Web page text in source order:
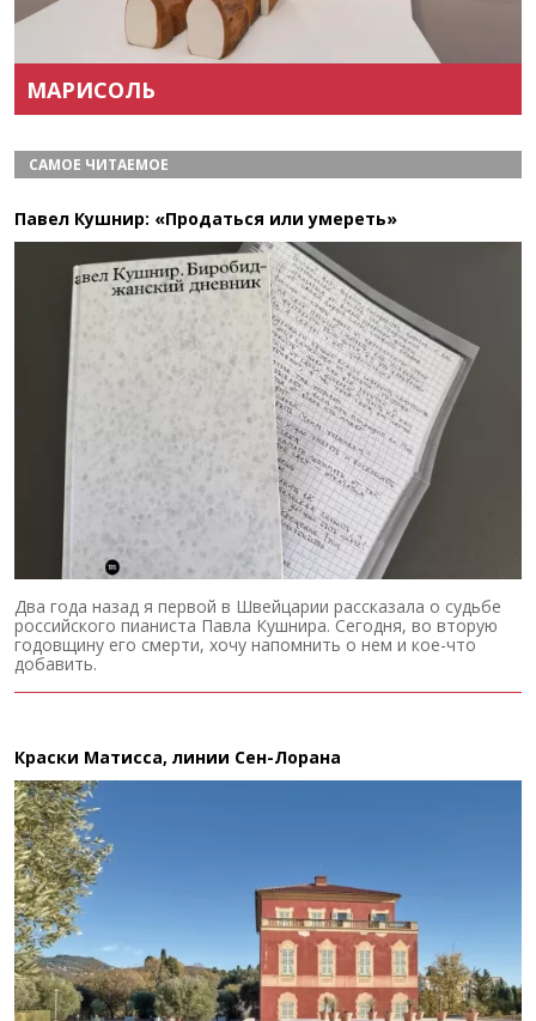
МАРИСОЛЬ
САМОЕ ЧИТАЕМОЕ
Павел Кушнир: «Продаться или умереть»
Два года назад я первой в Швейцарии рассказала о судьбе
российского пианиста Павла Кушнира. Сегодня, во вторую
годовщину его смерти, хочу напомнить о нем и кое-что
добавить.
Краски Матисса, линии Сен-Лорана